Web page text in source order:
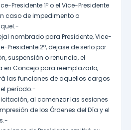
Presidente 1º o el Vice-Presidente
caso de impedimento o
nombrado para Presidente, Vice-
Presidente 2º, dejase de serlo por
suspensión o renuncia, el
en Concejo para reemplazarlo,
las funciones de aquellos cargos
período.-
al comenzar las sesiones
de los Órdenes del Día y el